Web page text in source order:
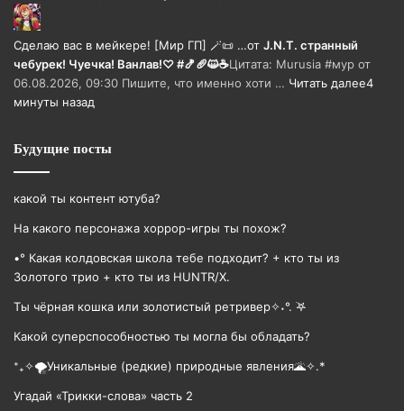
Сделаю вас в мейкере! [Мир ГП] 🪄📜 …от J.N.T. странный
чебурек! Чуечка! Ванлав!♡ #🍤🥖😺☕Цитата: Murusia #мур от
06.08.2026, 09:30 Пишите, что именно хоти … Читать далее4
минуты назад
Будущие посты
какой ты контент ютуба?
На какого персонажа хоррор-игры ты похож?
•° Какая колдовская школа тебе подходит? + кто ты из
Золотого трио + кто ты из HUNTR/X.
Ты чёрная кошка или золотистый ретривер✧˖°. ࣪𖤐
Какой суперспособностью ты могла бы обладать?
⁺₊✧🌪️Уникальные (редкие) природные явления🌋✧.*
Угадай «Трикки-слова» часть 2